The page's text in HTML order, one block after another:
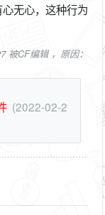
无心，这种行为
被CF编辑 ，原因：
(2022-02-2